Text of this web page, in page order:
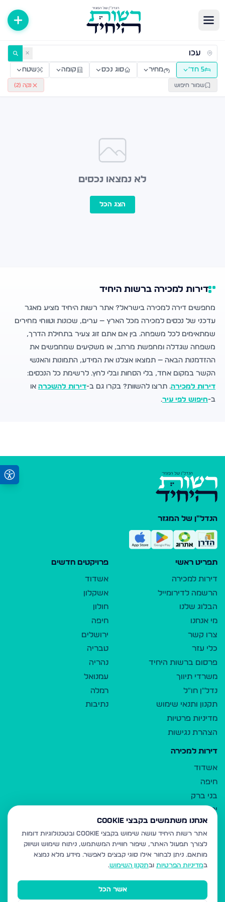
דירות למכירה ולהשכרה — רשות היחיד ✕
5 חד׳ מחיר סוג נכס קומה שטח
שמור חיפוש נקה (2
)
לא נמצאו נכסים
הצג הכל
דירות למכירה ברשות היחיד
מחפשים דירה למכירה בישראל? אתר רשות היחיד מציע מאגר
עדכני של נכסים למכירה מכל הארץ — ערים, שכונות וטווחי מחירים
שמתאימים לכל משפחה. בין אם אתם זוג צעיר בתחילת הדרך,
משפחה שגדלה ומחפשת מרחב, או משקיעים שמחפשים את
ההזדמנות הבאה — תמצאו אצלנו את המידע, התמונות והאנשי
הקשר במקום אחד, בלי הסחות ובלי לחץ. לרשימת כל הנכסים:
דירות למכירה. תרצו להשוות? בקרו גם ב-דירות להשכרה או
ב-חיפוש לפי עיר.
הנדל"ן של המגזר
תפריט ראשי
דירות למכירה
הרשמה לדירומייל
הבלוג שלנו
מי אנחנו
צרו קשר
כלי עזר
פרסום ברשות היחיד
משרדי תיווך
נדל"ן חו"ל
תקנון ותנאי שימוש
מדיניות פרטיות
הצהרת נגישות
פרויקטים חדשים
אשדוד
אשקלון
חולון
חיפה
ירושלים
טבריה
נהריה
עמנואל
רמלה
נתיבות
דירות למכירה
אשדוד
חיפה
בני ברק
ירושלים
אלעד
גבעת זאב
בית שמש
רכסים
מודיעין עילית
אנחנו משתמשים בקבצי Cookie
אתר רשות היחיד עושה שימוש בקבצי Cookie ובטכנולוגיות דומות
לצורך תפעול האתר, שיפור חוויית המשתמש, ניתוח שימוש ושיווק
מותאם. ניתן לבחור אילו סוגי קבצים לאפשר. מידע מלא נמצא
במדיניות הפרטיות ובתקנון השימוש.
אשר הכל